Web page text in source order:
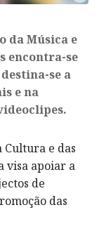
da Música e
encontra-se
se a
e na
e das
visa apoiar a
de
das